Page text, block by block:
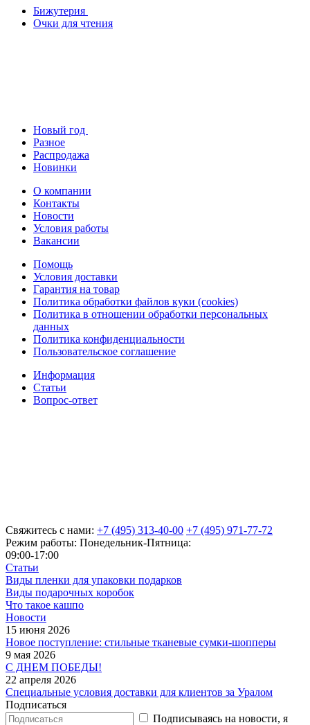
Бижутерия
Очки для чтения
Новый год
Разное
Распродажа
Новинки
О компании
Контакты
Новости
Условия работы
Вакансии
Помощь
Условия доставки
Гарантия на товар
Политика обработки файлов куки (cookies)
Политика в отношении обработки персональных
данных
Политика конфиденциальности
Пользовательское соглашение
Информация
Статьи
Вопрос-ответ
Свяжитесь с нами: +7 (495) 313-40-00 +7 (495) 971-77-72
Режим работы: Понедельник-Пятница:
09:00-17:00
Статьи
Виды пленки для упаковки подарков
Виды подарочных коробок
Что такое кашпо
Новости
15 июня 2026
Новое поступление: стильные тканевые сумки-шопперы
9 мая 2026
С ДНЕМ ПОБЕДЫ!
22 апреля 2026
Специальные условия доставки для клиентов за Уралом
Подписаться
Подписываясь на новости, я